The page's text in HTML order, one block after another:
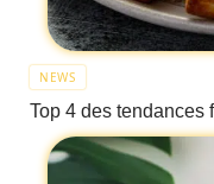
NEWS
Top 4 des tendances